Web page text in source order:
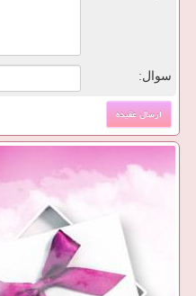
سوال: